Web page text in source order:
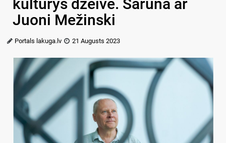
kulturys dzeivē. Saruna ar
Juoni Mežinski
Portals lakuga.lv 21 Augusts 2023